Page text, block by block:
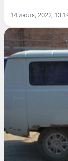
14 июля, 2022,